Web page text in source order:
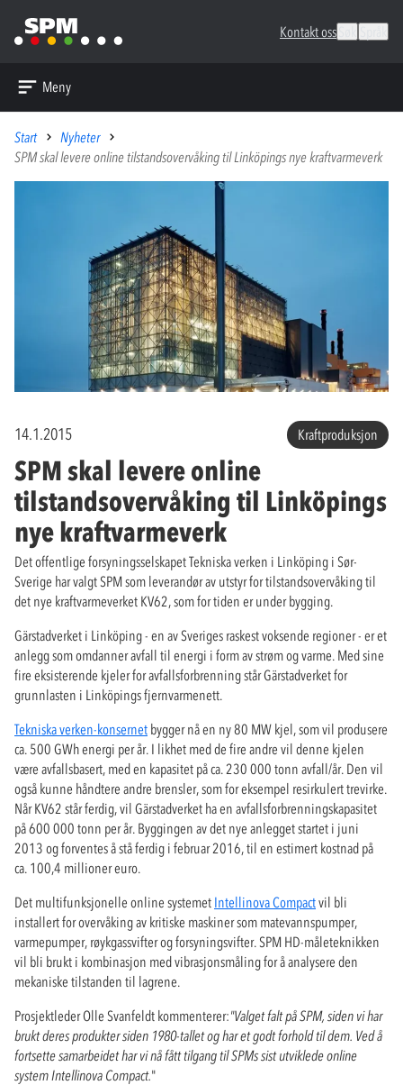
Kontakt oss
Meny
Start
Nyheter
SPM skal levere online tilstandsovervåking til Linköpings nye kraftvarmeverk
14.1.2015 Kraftproduksjon
SPM skal levere online
tilstandsovervåking til Linköpings
nye kraftvarmeverk
Det offentlige forsyningsselskapet Tekniska verken i Linköping i Sør-
Sverige har valgt SPM som leverandør av utstyr for tilstandsovervåking til
det nye kraftvarmeverket KV62, som for tiden er under bygging.
Gärstadverket i Linköping - en av Sveriges raskest voksende regioner - er et
anlegg som omdanner avfall til energi i form av strøm og varme. Med sine
fire eksisterende kjeler for avfallsforbrenning står Gärstadverket for
grunnlasten i Linköpings fjernvarmenett.
Tekniska verken-konsernet bygger nå en ny 80 MW kjel, som vil produsere
ca. 500 GWh energi per år. I likhet med de fire andre vil denne kjelen
være avfallsbasert, med en kapasitet på ca. 230 000 tonn avfall/år. Den vil
også kunne håndtere andre brensler, som for eksempel resirkulert trevirke.
Når KV62 står ferdig, vil Gärstadverket ha en avfallsforbrenningskapasitet
på 600 000 tonn per år. Byggingen av det nye anlegget startet i juni
2013 og forventes å stå ferdig i februar 2016, til en estimert kostnad på
ca. 100,4 millioner euro.
Det multifunksjonelle online systemet Intellinova Compactvil bli
installert for overvåking av kritiske maskiner som matevannspumper,
varmepumper, røykgassvifter og forsyningsvifter. SPM HD-måleteknikken
vil bli brukt i kombinasjon med vibrasjonsmåling for å analysere den
mekaniske tilstanden til lagrene.
Prosjektleder Olle Svanfeldt kommenterer:"Valget falt på SPM, siden vi har
brukt deres produkter siden 1980-tallet og har et godt forhold til dem. Ved å
fortsette samarbeidet har vi nå fått tilgang til SPMs sist utviklede online
system Intellinova Compact."